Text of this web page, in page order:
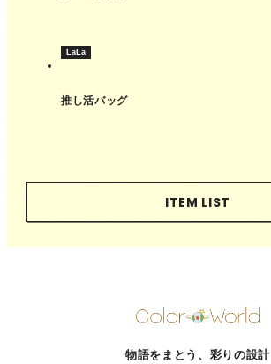
LaLa
推し活バッグ
ITEM LIST
物語をまとう、彩りの設計